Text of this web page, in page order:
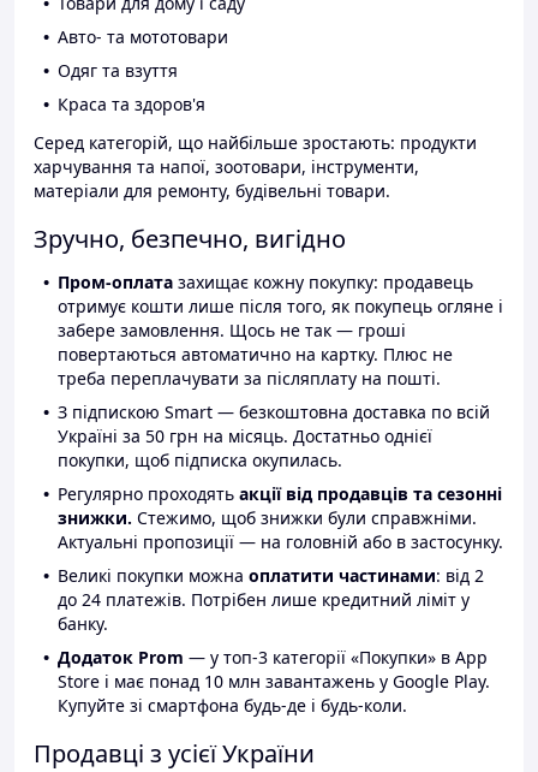
Авто- та мототовари
Одяг та взуття
Краса та здоров'я
Серед категорій, що найбільше зростають: продукти
харчування та напої, зоотовари, інструменти,
матеріали для ремонту, будівельні товари.
Зручно, безпечно, вигідно
Пром-оплата захищає кожну покупку: продавець
отримує кошти лише після того, як покупець огляне і
забере замовлення. Щось не так — гроші
повертаються автоматично на картку. Плюс не
треба переплачувати за післяплату на пошті.
З підпискою Smart — безкоштовна доставка по всій
Україні за 50 грн на місяць. Достатньо однієї
покупки, щоб підписка окупилась.
Регулярно проходять акції від продавців та сезонні
знижки. Стежимо, щоб знижки були справжніми.
Актуальні пропозиції — на головній або в застосунку.
Великі покупки можна оплатити частинами: від 2
до 24 платежів. Потрібен лише кредитний ліміт у
банку.
Додаток Prom — у топ-3 категорії «Покупки» в App
Store і має понад 10 млн завантажень у Google Play.
Купуйте зі смартфона будь-де і будь-коли.
Продавці з усієї України